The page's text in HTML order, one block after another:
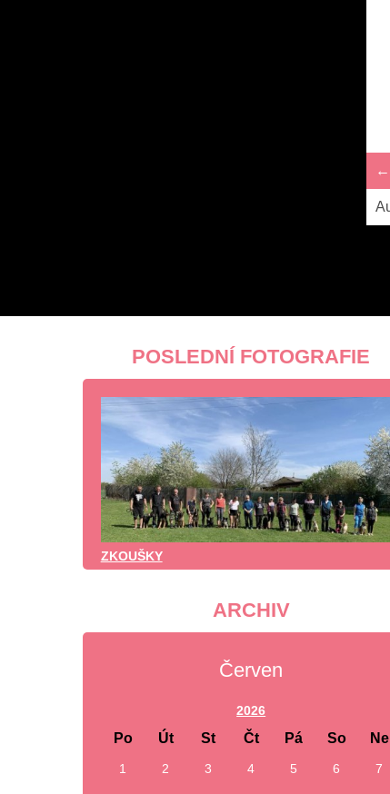
←
POSLEDNÍ FOTOGRAFIE
ZKOUŠKY
ARCHIV
Červen
2026
Po Út St Čt Pá So Ne
1 2 3 4 5 6 7